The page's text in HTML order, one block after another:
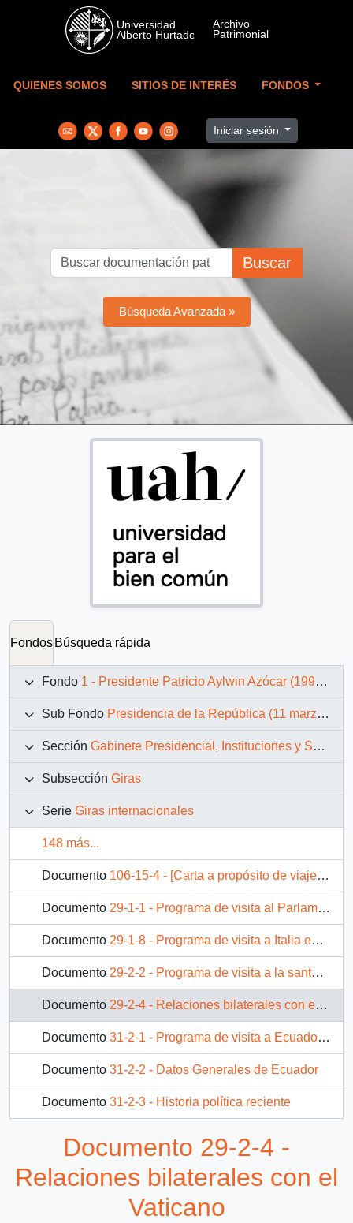
Skip to main content
QUIENES SOMOS SITIOS DE INTERÉS FONDOS
Iniciar sesión
Buscar
Búsqueda Avanzada »
Fondos Búsqueda rápida
Fondo 1 - Presidente Patricio Aylwin Azócar (1990-1994)
Sub Fondo Presidencia de la República (11 marzo 1990 – 11 marzo 1994)
Sección Gabinete Presidencial, Instituciones y Servicios
Subsección Giras
Serie Giras internacionales
148 más...
Documento 106-15-4 - [Carta a propósito de viaje a Asia referente a Línea Aérea Malasia]
Documento 29-1-1 - Programa de visita al Parlamento Europeo el 16 y 17 de Abril 1991
Documento 29-1-8 - Programa de visita a Italia en 1991
Documento 29-2-2 - Programa de visita a la santa sede en 1991
Documento 29-2-4 - Relaciones bilaterales con el Vaticano
Documento 31-2-1 - Programa de visita a Ecuador en 1992
Documento 31-2-2 - Datos Generales de Ecuador
Documento 31-2-3 - Historia política reciente
86 más...
Documento 29-2-4 -
Relaciones bilaterales con el
Vaticano